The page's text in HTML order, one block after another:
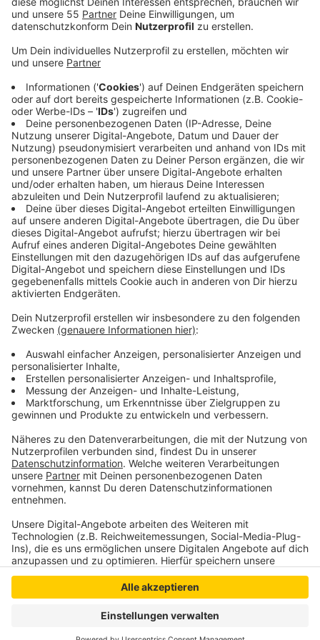
Anzeige
Am frühen Samstagmorgen (22.2./1:30 Uhr) wurde ein
41-Jähriger in Goch auf der Adolf-Kolping-Straße von
einer Gruppe mit vier Männern überfallen. Einer von
ihnen hatte ein Beil dabei und forderte die Herausgabe
von Wertsachen. Anschließend flüchteten die
Unbekannten Richtung Innenstadt. Laut Polizei wird
der Haupttäter wie folgt beschrieben: blond, etwa 20
bis 25 Jahre alt und ca. 170 bis 180cm groß. Er sprach
Deutsch mit russischem Akzent. Hinweise an die Kripo
Goch (02823 / 1080.
In Geldern gab es am späten Samstagabend vor einer
Gaststätte auf der Straße Issumer Tor eine
Schlägerei. Ein 50-Jähriger aus Geldern wurde dabei
von mehreren ihn unbekannten Personen angegangen
und am Kopf verletzt. Er musste in einer Klinik
behandelt werden. Seiner Aussage nach waren die
Täter männlich und zwischen 30 bis 35 Jahre alt.
Zeugen wenden sich an die Kripo Geldern (02831
1250).
Anzeige